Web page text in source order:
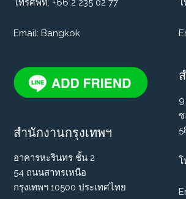
โทรศัพท์: +66 2 235 02 77
Email: Bangkok
สำนักงานกรุงเทพฯ
อาคารหะรินทร ชั้น 2
54 ถนนสาทรเหนือ
กรุงเทพฯ 10500 ประเทศไทย
โ
ซ
โ